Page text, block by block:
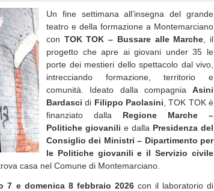
Un fine settimana all’insegna del grande
teatro e della formazione a Montemarciano
con TOK TOK – Bussare alle Marche , il
progetto che apre ai giovani under 35 le
porte dei mestieri dello spettacolo dal vivo,
intrecciando formazione, territorio e
comunità. Ideato dalla compagnia Asini
Bardasci di Filippo Paolasini , TOK TOK è
finanziato dalla Regione Marche –
Politiche giovanili e dalla Presidenza del
Consiglio dei Ministri – Dipartimento per
le Politiche giovanili e il Servizio civile
casa nel Comune di Montemarciano.
7 e domenica 8 febbraio 2026con il laboratorio di